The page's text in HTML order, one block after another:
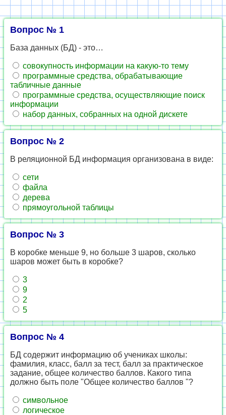
Вопрос № 1
База данных (БД) - это…
совокупность информации на какую-то тему
программные средства, обрабатывающие
табличные данные
программные средства, осуществляющие поиск
информации
набор данных, собранных на одной дискете
Вопрос № 2
В реляционной БД информация организована в виде:
сети
файла
дерева
прямоугольной таблицы
Вопрос № 3
В коробке меньше 9, но больше 3 шаров, сколько
шаров может быть в коробке?
3
9
2
5
Вопрос № 4
БД содержит информацию об учениках школы:
фамилия, класс, балл за тест, балл за практическое
задание, общее количество баллов. Какого типа
должно быть поле "Общее количество баллов "?
символьное
логическое